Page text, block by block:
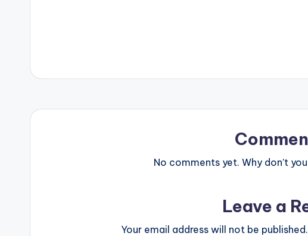
No comments yet. Why don’t
Leave a
Your email address will not be published.